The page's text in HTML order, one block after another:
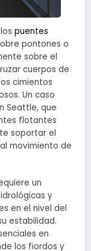
puentes
pontones o
sobre el
cuerpos de
cimientos
Un caso
Seattle, que
flotantes
soportar el
movimiento de
un
y
en el nivel del
estabilidad.
en
los fiordos y